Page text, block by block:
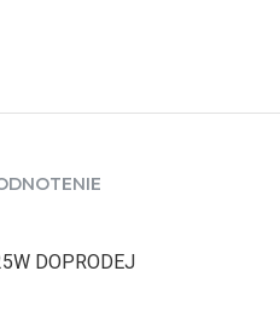
DOPRODEJ